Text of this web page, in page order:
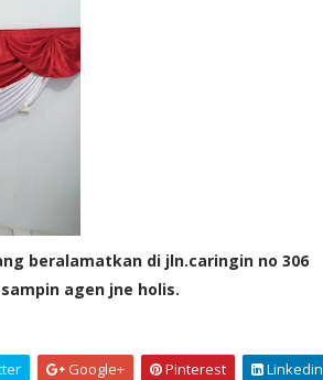
beralamatkan di jln.caringin no 306
agen jne holis.
Google+ Pinterest Linkedin